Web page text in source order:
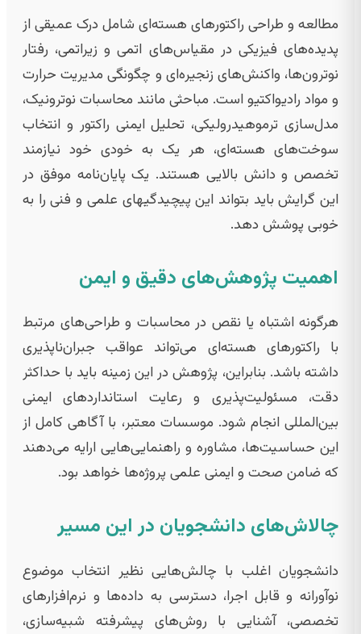
مطالعه و طراحی راکتورهای هسته‌ای شامل درک عمیقی از
پدیده‌های فیزیکی در مقیاس‌های اتمی و زیراتمی، رفتار
نوترون‌ها، واکنش‌های زنجیره‌ای و چگونگی مدیریت حرارت
و مواد رادیواکتیو است. مباحثی مانند محاسبات نوترونیک،
مدل‌سازی ترموهیدرولیکی، تحلیل ایمنی راکتور و انتخاب
سوخت‌های هسته‌ای، هر یک به خودی خود نیازمند
تخصص و دانش بالایی هستند. یک پایان‌نامه موفق در
این گرایش باید بتواند این پیچیدگیهای علمی و فنی را به
خوبی پوشش دهد.
اهمیت پژوهش‌های دقیق و ایمن
هرگونه اشتباه یا نقص در محاسبات و طراحی‌های مرتبط
با راکتورهای هسته‌ای می‌تواند عواقب جبران‌ناپذیری
داشته باشد. بنابراین، پژوهش در این زمینه باید با حداکثر
دقت، مسئولیت‌پذیری و رعایت استانداردهای ایمنی
بین‌المللی انجام شود. موسسات معتبر، با آگاهی کامل از
این حساسیت‌ها، مشاوره و راهنمایی‌هایی ارايه می‌دهند
که ضامن صحت و ایمنی علمی پروژه‌ها خواهد بود.
چالاش‌های دانشجویان در این مسیر
دانشجویان اغلب با چالش‌هایی نظیر انتخاب موضوع
نوآورانه و قابل اجرا، دسترسی به داده‌ها و نرم‌افزارهای
تخصصی، آشنایی با روش‌های پیشرفته شبیه‌سازی،